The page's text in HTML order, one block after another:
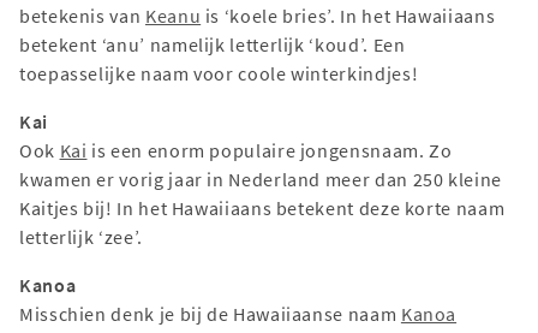
betekenis van Keanu is ‘koele bries’. In het Hawaiiaans
betekent ‘anu’ namelijk letterlijk ‘koud’. Een
toepasselijke naam voor coole winterkindjes!
Kai
Ook Kai is een enorm populaire jongensnaam. Zo
kwamen er vorig jaar in Nederland meer dan 250 kleine
Kaitjes bij! In het Hawaiiaans betekent deze korte naam
letterlijk ‘zee’.
Kanoa
Misschien denk je bij de Hawaiiaanse naam Kanoa